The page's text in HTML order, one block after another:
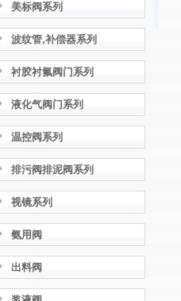
美标阀系列
波纹管,补偿器系列
衬胶衬氟阀门系列
液化气阀门系列
温控阀系列
排污阀排泥阀系列
视镜系列
氨用阀
出料阀